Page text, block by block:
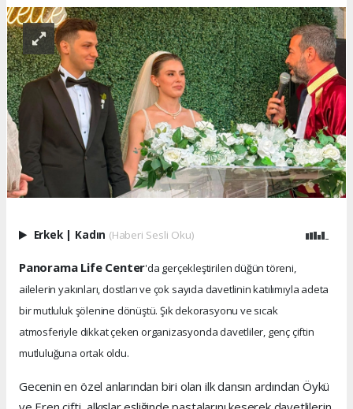
Erkek | Kadın (Haberi Sesli Oku)
Panorama Life Center'da gerçekleştirilen düğün töreni,
ailelerin yakınları, dostları ve çok sayıda davetlinin katılımıyla adeta
bir mutluluk şölenine dönüştü. Şık dekorasyonu ve sıcak
atmosferiyle dikkat çeken organizasyonda davetliler, genç çiftin
mutluluğuna ortak oldu.
Gecenin en özel anlarından biri olan ilk dansın ardından Öykü